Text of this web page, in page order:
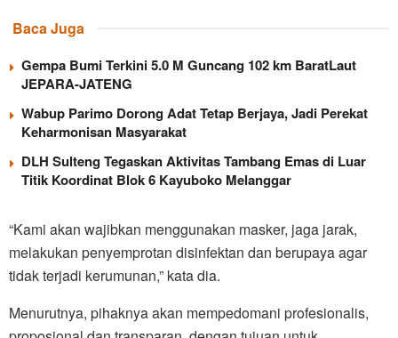
Baca Juga
Gempa Bumi Terkini 5.0 M Guncang 102 km BaratLaut
JEPARA-JATENG
Wabup Parimo Dorong Adat Tetap Berjaya, Jadi Perekat
Keharmonisan Masyarakat
DLH Sulteng Tegaskan Aktivitas Tambang Emas di Luar
Titik Koordinat Blok 6 Kayuboko Melanggar
“Kami akan wajibkan menggunakan masker, jaga jarak,
melakukan penyemprotan disinfektan dan berupaya agar
tidak terjadi kerumunan,” kata dia.
Menurutnya, pihaknya akan mempedomani profesionalis,